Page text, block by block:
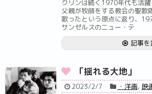
クリンは続く1970年代も活躍
父親が牧師をする教会の聖歌
歌ったという原点に返り、
サンゼルスのニュー・テ
記事
「揺れる大地」
2023/2/7 ・洋画, 映